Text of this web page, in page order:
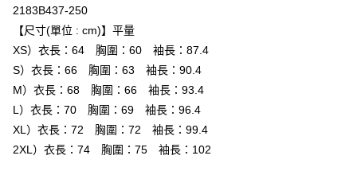
每筆NT$80，滿NT$6,000(含以上)免運費
付款後全家取貨
萊爾富取貨付款
每筆NT$80，滿NT$6,000(含以上)免運費
付款後萊爾富取貨
2183B437-250
【尺寸(單位 : cm)】平量
XS）衣長：64 胸圍：60 袖長：87.4
S）衣長：66 胸圍：63 袖長：90.4
M）衣長：68 胸圍：66 袖長：93.4
L）衣長：70 胸圍：69 袖長：96.4
XL）衣長：72 胸圍：72 袖長：99.4
2XL）衣長：74 胸圍：75 袖長：102